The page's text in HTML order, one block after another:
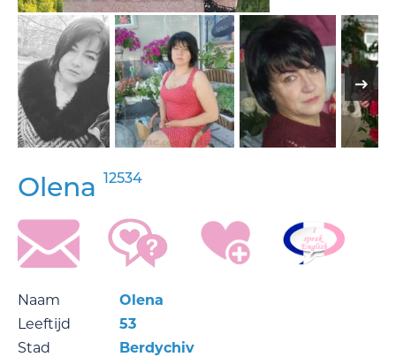
Olena 12534
Naam
Olena
Leeftijd
53
Stad
Berdychiv